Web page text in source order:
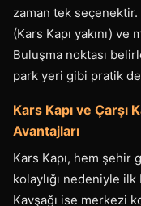
zaman tek
(Kars Kapı yakını)
Buluşma noktası
park yeri gibi pratik
Kars Kapı ve Çarşı
Avantajları
Kars Kapı, hem şehir
kolaylığı nedeniyle
Kavşağı ise merkezi